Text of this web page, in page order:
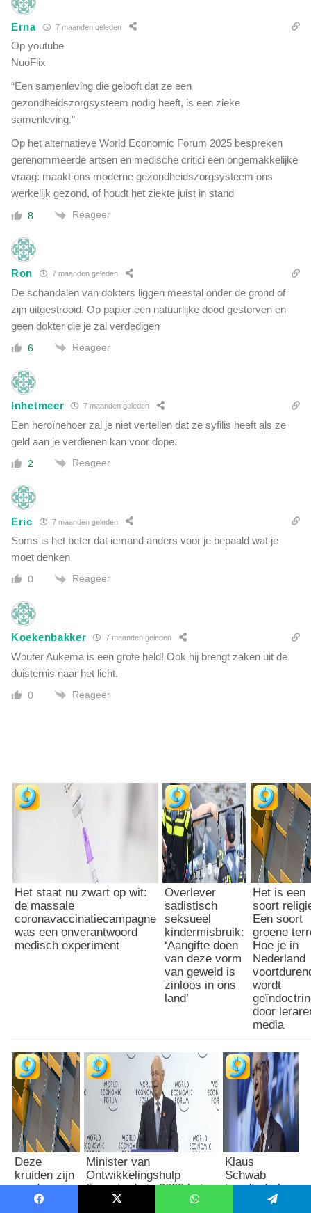
Erna 7 maanden geleden
Op youtube
NuoFlix
“Een samenleving die gelooft dat ze een
gezondheidszorgsysteem nodig heeft, is een zieke
samenleving.”
Op het alternatieve World Economic Forum 2025 bespreken
gerenommeerde artsen en medische critici een ongemakkelijke
vraag: maakt ons moderne gezondheidszorgsysteem ons
werkelijk gezond, of houdt het ziekte juist in stand
8 Reageer
Ron 7 maanden geleden
De schandalen van dokters liggen meestal onder de grond of
zijn uitgestrooid. Op papier een natuurlijke dood gestorven en
geen dokter die je zal verdedigen
6 Reageer
Inhetmeer 7 maanden geleden
Een heroïnehoer zal je niet vertellen dat ze syfilis heeft als ze
geld aan je verdienen kan voor dope.
2 Reageer
Eric 7 maanden geleden
Soms is het beter dat iemand anders voor je bepaald wat je
moet denken
0 Reageer
Koekenbakker 7 maanden geleden
Wouter Aukema is een grote held! Ook hij brengt zaken uit de
duisternis naar het licht.
0 Reageer
Het staat nu zwart op wit:
de massale
coronavaccinatiecampagne
was een onverantwoord
medisch experiment
Overlever
sadistisch
seksueel
kindermisbruik:
‘Aangifte doen
van deze vorm
van geweld is
zinloos in ons
land’
Het is een
soort
Een soort
groene
Hoe je in
Nederland
wordt
door
media
Deze
kruiden zijn
goed voor
Minister van
Ontwikkelingshulp
financierde in 2023 het
WEF met bijna een ton:
Klaus
Schwab
treedt af als
voorzitter van